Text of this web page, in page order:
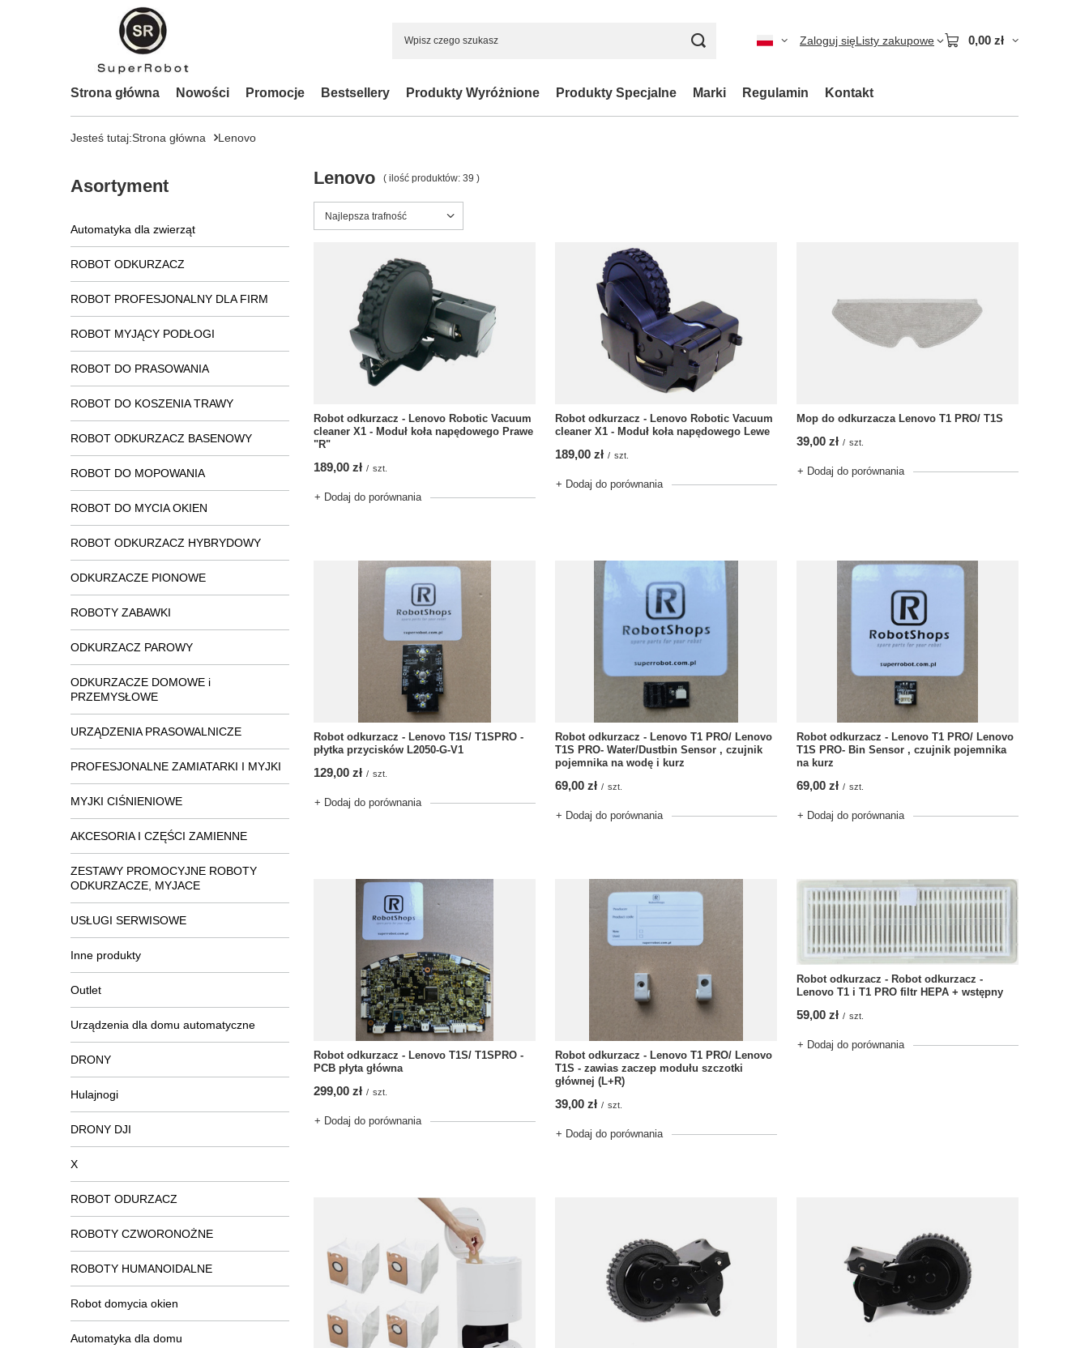
Zaloguj sięListy zakupowe 0,00 zł
Strona główna Nowości Promocje Bestsellery Produkty Wyróżnione Produkty Specjalne Marki Regulamin Kontakt
Jesteś tutaj:Strona główna Lenovo
Asortyment
Automatyka dla zwierząt
ROBOT ODKURZACZ
ROBOT PROFESJONALNY DLA FIRM
ROBOT MYJĄCY PODŁOGI
ROBOT DO PRASOWANIA
ROBOT DO KOSZENIA TRAWY
ROBOT ODKURZACZ BASENOWY
ROBOT DO MOPOWANIA
ROBOT DO MYCIA OKIEN
ROBOT ODKURZACZ HYBRYDOWY
ODKURZACZE PIONOWE
ROBOTY ZABAWKI
ODKURZACZ PAROWY
ODKURZACZE DOMOWE i
PRZEMYSŁOWE
URZĄDZENIA PRASOWALNICZE
PROFESJONALNE ZAMIATARKI I MYJKI
MYJKI CIŚNIENIOWE
AKCESORIA I CZĘŚCI ZAMIENNE
ZESTAWY PROMOCYJNE ROBOTY
ODKURZACZE, MYJACE
USŁUGI SERWISOWE
Inne produkty
Outlet
Urządzenia dla domu automatyczne
DRONY
Hulajnogi
DRONY DJI
X
ROBOT ODURZACZ
ROBOTY CZWORONOŻNE
ROBOTY HUMANOIDALNE
Robot domycia okien
Automatyka dla domu
Lenovo ( ilość produktów: 39 )
Zmień sortowanie
Najlepsza trafność
Robot odkurzacz - Lenovo Robotic Vacuum
cleaner X1 - Moduł koła napędowego Prawe
"R"
189,00 zł / szt.
+ Dodaj do porównania
Robot odkurzacz - Lenovo Robotic Vacuum
cleaner X1 - Moduł koła napędowego Lewe
189,00 zł / szt.
+ Dodaj do porównania
Mop do odkurzacza Lenovo T1 PRO/ T1S
39,00 zł / szt.
+ Dodaj do porównania
Robot odkurzacz - Lenovo T1S/ T1SPRO -
płytka przycisków L2050-G-V1
129,00 zł / szt.
+ Dodaj do porównania
Robot odkurzacz - Lenovo T1 PRO/ Lenovo
T1S PRO- Water/Dustbin Sensor , czujnik
pojemnika na wodę i kurz
69,00 zł / szt.
+ Dodaj do porównania
Robot odkurzacz - Lenovo T1 PRO/ Lenovo
T1S PRO- Bin Sensor , czujnik pojemnika
na kurz
69,00 zł / szt.
+ Dodaj do porównania
Robot odkurzacz - Lenovo T1S/ T1SPRO -
PCB płyta główna
299,00 zł / szt.
+ Dodaj do porównania
Robot odkurzacz - Lenovo T1 PRO/ Lenovo
T1S - zawias zaczep modułu szczotki
głównej (L+R)
39,00 zł / szt.
+ Dodaj do porównania
Robot odkurzacz - Robot odkurzacz -
Lenovo T1 i T1 PRO filtr HEPA + wstępny
59,00 zł / szt.
+ Dodaj do porównania